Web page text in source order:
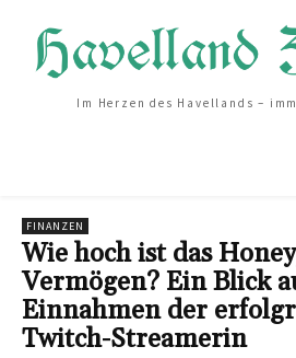
Im Herzen des Havellands –
FINANZEN
Wie hoch ist das
Vermögen? Ein Blick
Einnahmen der
Twitch-Streamerin